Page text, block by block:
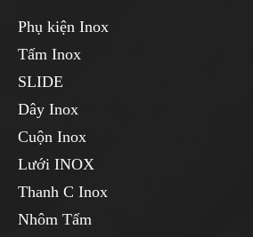
Phụ kiện Inox
Tấm Inox
SLIDE
Dây Inox
Cuộn Inox
Lưới INOX
Thanh C Inox
Nhôm Tấm